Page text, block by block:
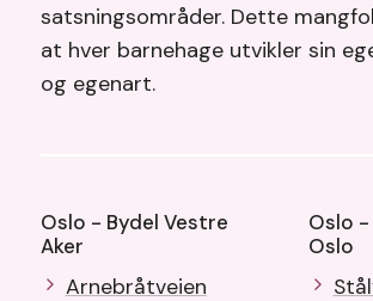
satsningsområder. Dette
at hver barnehage utvikler sin
og egenart.
Oslo - Bydel Vestre
Aker
Arnebråtveien
Oslo -
Oslo